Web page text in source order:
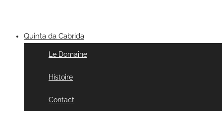
Quinta da Cabrida
Le Domaine
Histoire
Contact